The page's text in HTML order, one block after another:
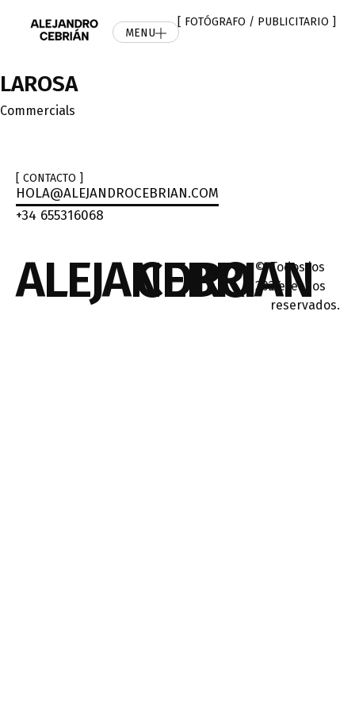
MENU
[ FOTÓGRAFO / PUBLICITARIO ]
LAROSA
Category
Commercials
[ CONTACTO ]
HOLA@ALEJANDROCEBRIAN.COM
+34 655316068
ALEJANDRO ©
2026
Todos los
derechos
reservados.
CEBRIAN